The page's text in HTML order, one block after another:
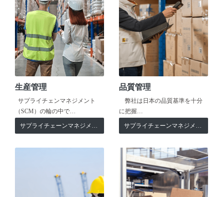
生産管理
サプライチェンマネジメント
（SCM）の輪の中で…
サプライチェーンマネジメント
品質管理
弊社は日本の品質基準を十分
に把握…
サプライチェーンマネジメント